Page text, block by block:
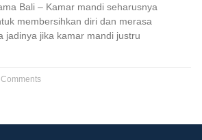
Bali – Kamar mandi seharusnya
membersihkan diri dan merasa
jadinya jika kamar mandi justru